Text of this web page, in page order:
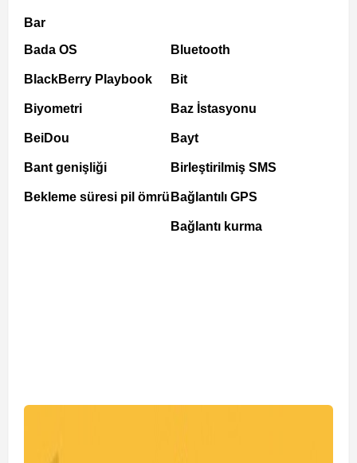
Bar
Bada OS
BlackBerry Playbook
Biyometri
BeiDou
Bant genişliği
Bekleme süresi pil ömrü
Bluetooth
Bit
Baz İstasyonu
Bayt
Birleştirilmiş SMS
Bağlantılı GPS
Bağlantı kurma